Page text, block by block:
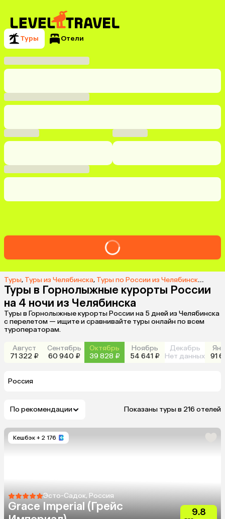
Туры Отели
Туры, Туры из Челябинска, Туры по России из Челябинска ,
Туры в Горнолыжные курорты России
на 4 ночи из Челябинска
Туры в Горнолыжные курорты России на 5 дней из Челябинска
с перелетом — ищите и сравнивайте туры онлайн по всем
туроператорам.
Август
71 322 ₽
Сентябрь
60 940 ₽
Октябрь
39 828 ₽
Ноябрь
54 641 ₽
Декабрь
Нет данных
91
Россия
По рекомендации Показаны туры в 216 отелей
Кешбэк + 2 176
Эсто-Садок, Россия
Grace Imperial (Грейс
9.8